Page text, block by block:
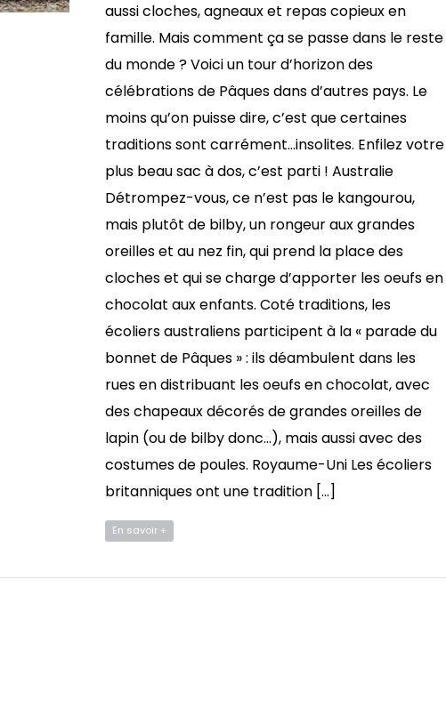
aussi cloches, agneaux et repas copieux en
famille. Mais comment ça se passe dans le reste
du monde ? Voici un tour d’horizon des
célébrations de Pâques dans d’autres pays. Le
moins qu’on puisse dire, c’est que certaines
traditions sont carrément…insolites. Enfilez votre
plus beau sac à dos, c’est parti ! Australie
Détrompez-vous, ce n’est pas le kangourou,
mais plutôt de bilby, un rongeur aux grandes
oreilles et au nez fin, qui prend la place des
cloches et qui se charge d’apporter les oeufs en
chocolat aux enfants. Coté traditions, les
écoliers australiens participent à la « parade du
bonnet de Pâques » : ils déambulent dans les
rues en distribuant les oeufs en chocolat, avec
des chapeaux décorés de grandes oreilles de
lapin (ou de bilby donc…), mais aussi avec des
costumes de poules. Royaume-Uni Les écoliers
britanniques ont une tradition […]
En savoir +